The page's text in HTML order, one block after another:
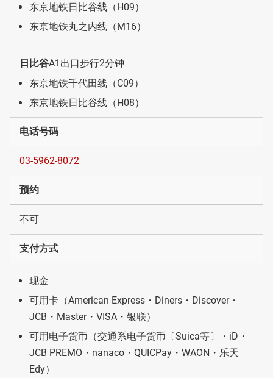
东京地铁日比谷线（H09）
东京地铁丸之内线（M16）
日比谷A1出口步行2分钟
东京地铁千代田线（C09）
东京地铁日比谷线（H08）
电话号码
03-5962-8072
预约
不可
支付方式
现金
可用卡（American Express・Diners・Discover・
JCB・Master・VISA・银联）
可用电子货币（交通系电子货币〔Suica等〕・iD・
JCB PREMO・nanaco・QUICPay・WAON・乐天
Edy）